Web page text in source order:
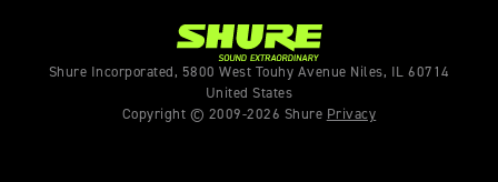
Shure Incorporated, 5800 West Touhy Avenue Niles, IL 60714
United States
Copyright © 2009-2026 Shure Privacy